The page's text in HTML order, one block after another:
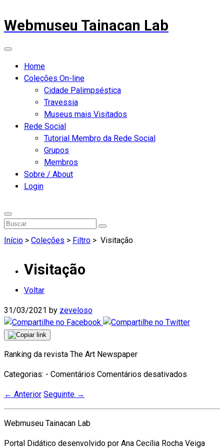
Webmuseu Tainacan Lab
Home
Coleções On-line
Cidade Palimpséstica
Travessia
Museus mais Visitados
Rede Social
Tutorial Membro da Rede Social
Grupos
Membros
Sobre / About
Login
Início > Coleções > Filtro > Visitação
Visitação
Voltar
31/03/2021 by zeveloso
Ranking da revista The Art Newspaper
Categorias: - Comentários Comentários desativados
← Anterior Seguinte →
Webmuseu Tainacan Lab
Portal Didático desenvolvido por Ana Cecília Rocha Veiga